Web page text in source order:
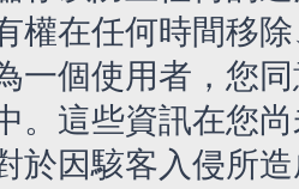
權在任何時間移
一個使用者，您
。這些資訊在您
於因駭客入侵所